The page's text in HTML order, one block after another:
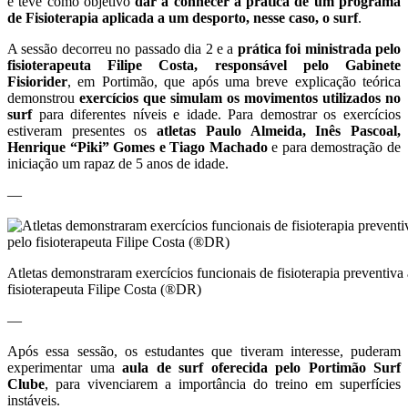
de Fisioterapia aplicada a um desporto, nesse caso, o surf.
A sessão decorreu no passado dia 2 e a prática foi ministrada pelo
fisioterapeuta Filipe Costa, responsável pelo Gabinete
Fisiorider, em Portimão, que após uma breve explicação teórica
demonstrou exercícios que simulam os movimentos utilizados no
surfpara diferentes níveis e idade. Para demostrar os exercícios
estiveram presentes osatletas Paulo Almeida, Inês Pascoal,
Henrique “Piki” Gomes e Tiago Machadoe para demostração de
iniciação um rapaz de 5 anos de idade.
—
Atletas demonstraram exercícios funcionais de fisioterapia
fisioterapeuta Filipe Costa (®DR)
—
Após essa sessão, os estudantes que tiveram interesse, puderam
experimentar uma aula de surf oferecida pelo Portimão Surf
Clube, para vivenciarem a importância do treino em superfícies
instáveis.